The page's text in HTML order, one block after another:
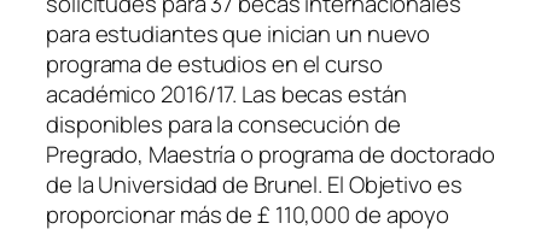
para estudiantes que inician un nuevo
programa de estudios en el curso
académico 2016/17. Las becas están
disponibles para la consecución de
Pregrado, Maestría o programa de doctorado
de la Universidad de Brunel. El Objetivo es
proporcionar más de £ 110,000 de apoyo